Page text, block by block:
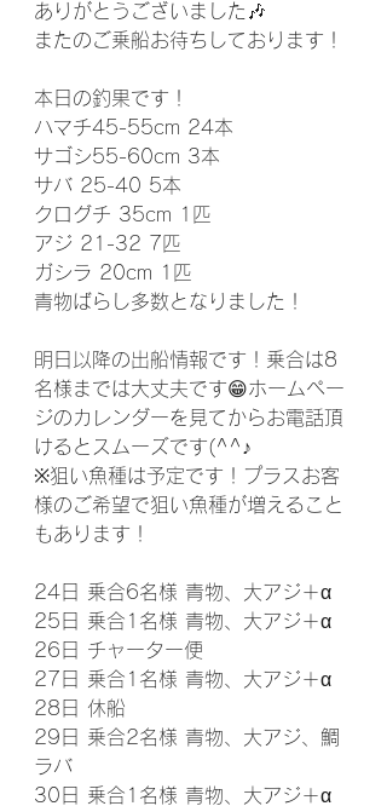
ありがとうございました🎶
またのご乗船お待ちしております！
本日の釣果です！
ハマチ45-55cm 24本
サゴシ55-60cm 3本
サバ 25-40 5本
クログチ 35cm 1匹
アジ 21-32 7匹
ガシラ 20cm 1匹
青物ばらし多数となりました！
明日以降の出船情報です！乗合は8
名様までは大丈夫です😁ホームペー
ジのカレンダーを見てからお電話頂
けるとスムーズです(^^♪
※狙い魚種は予定です！プラスお客
様のご希望で狙い魚種が増えること
もあります！
24日 乗合6名様 青物、大アジ＋‪α
25日 乗合1名様 青物、大アジ＋‪α
26日 チャーター便
27日 乗合1名様 青物、大アジ＋‪α
28日 休船
29日 乗合2名様 青物、大アジ、鯛
ラバ
30日 乗合1名様 青物、大アジ＋‪α